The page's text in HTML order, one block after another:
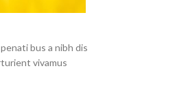
bus a nibh dis
vivamus